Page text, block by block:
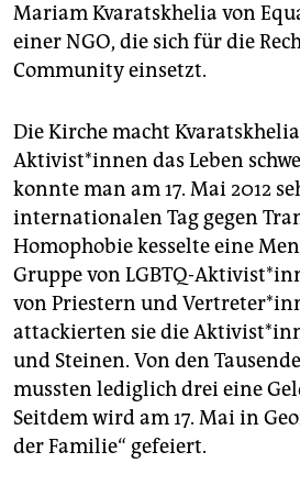
Mariam Kvaratskhelia von
einer NGO, die sich für die
Community einsetzt.
Die Kirche macht
Aktivist*innen das Leben
konnte man am 17. Mai 2012
internationalen Tag gegen
Homophobie kesselte eine
Gruppe von LGBTQ-
von Priestern und
attackierten sie die
und Steinen. Von den
mussten lediglich drei eine
Seitdem wird am 17. Mai in
der Familie“ gefeiert.